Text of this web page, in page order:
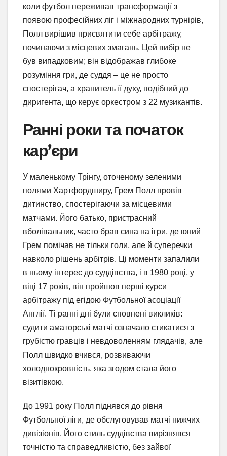
коли футбол переживав трансформації з
появою професійних ліг і міжнародних турнірів,
Полл вирішив присвятити себе арбітражу,
починаючи з місцевих змагань. Цей вибір не
був випадковим; він відображав глибоке
розуміння гри, де суддя – це не просто
спостерігач, а хранитель її духу, подібний до
диригента, що керує оркестром з 22 музикантів.
Ранні роки та початок
кар’єри
У маленькому Трінгу, оточеному зеленими
полями Хартфордширу, Грем Полл провів
дитинство, спостерігаючи за місцевими
матчами. Його батько, пристрасний
вболівальник, часто брав сина на ігри, де юний
Грем помічав не тільки голи, але й суперечки
навколо рішень арбітрів. Ці моменти запалили
в ньому інтерес до суддівства, і в 1980 році, у
віці 17 років, він пройшов перші курси
арбітражу під егідою Футбольної асоціації
Англії. Ті ранні дні були сповнені викликів:
судити аматорські матчі означало стикатися з
грубістю гравців і невдоволенням глядачів, але
Полл швидко вчився, розвиваючи
холоднокровність, яка згодом стала його
візитівкою.
До 1991 року Полл піднявся до рівня
Футбольної ліги, де обслуговував матчі нижчих
дивізіонів. Його стиль суддівства вирізнявся
точністю та справедливістю, без зайвої